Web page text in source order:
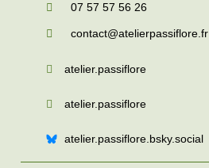
07 57 57 56 26
contact@atelierpassiflore.fr
atelier.passiflore
atelier.passiflore
atelier.passiflore.bsky.social